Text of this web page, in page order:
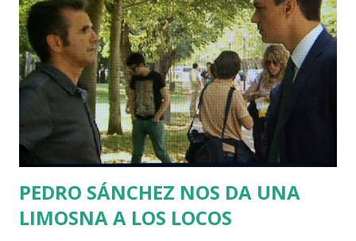
salió mal, pero en los siguientes 50 años asesinaron a 853
personas, según el Centro Memorial de Víctimas del
Terrorismo de Vitoria. Hasta 1973, ETA asesinó a diez
personas. Aquel mismo año de la Operación Ogro que
acabó con la vida de Carrero Blanco, mi familia se estableció
en el pueblo de mis abuelos maternos: Villasana d...
PEDRO SÁNCHEZ NOS DA UNA
LIMOSNA A LOS LOCOS